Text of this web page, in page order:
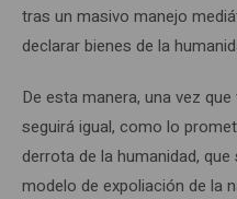
tras un masivo manejo
declarar bienes de la
De esta manera, una vez
seguirá igual, como lo
derrota de la humanidad,
modelo de expoliación de la